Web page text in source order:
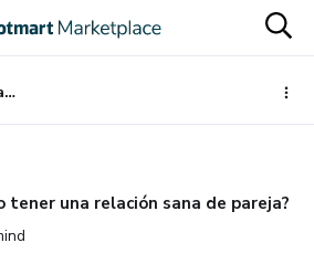
¿Cómo tener una relación sana de pareja?
tener una relación sana de pareja?